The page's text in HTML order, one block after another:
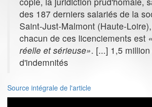
des 187 derniers salariés de la
Saint-Just-Malmont (Haute-
chacun de ces licenciements est
réelle et sérieuse». [...] 1,5
d'indemnités
Source intégrale de l'article